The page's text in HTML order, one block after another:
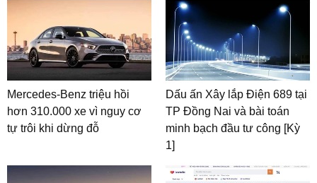
Mercedes-Benz triệu hồi
hơn 310.000 xe vì nguy cơ
tự trôi khi dừng đỗ
Dấu ấn Xây lắp Điện 689 tại
TP Đồng Nai và bài toán
minh bạch đầu tư công [Kỳ
1]